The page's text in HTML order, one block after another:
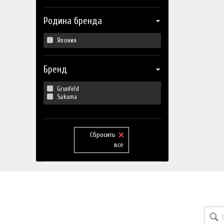
Родина бренда
Япония
Бренд
Grunfeld
Sakuma
Сбросить
все